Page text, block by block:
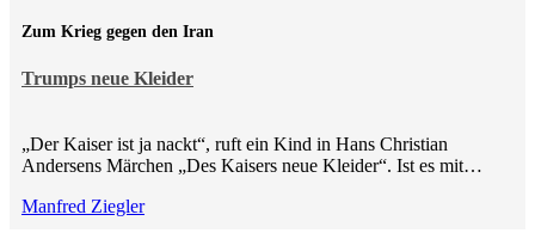
Trumps neue Kleider
Zum Krieg gegen den Iran
„Der Kaiser ist ja nackt“, ruft ein Kind in Hans Christian
Andersens Märchen „Des Kaisers neue Kleider“. Ist es mit…
Manfred Ziegler